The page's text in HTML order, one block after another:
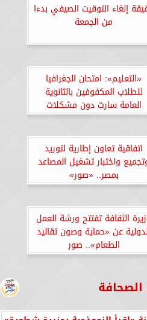
إلغاء التوقيت الصيفي بدءا
من الجمعة
«التعليم»: امتحان الجغرافيا
للطلاب المكفوفين بالثانوية
العامة سارت دون مشكلات
اتفاقية تعاون إطارية لتوريد
واختبار تشغيل المصاعد
بمصر.. «صور»
الثقافة تفتتح ورشة العمل
عن «حماية وصون تقاليد
الطعام».. صور